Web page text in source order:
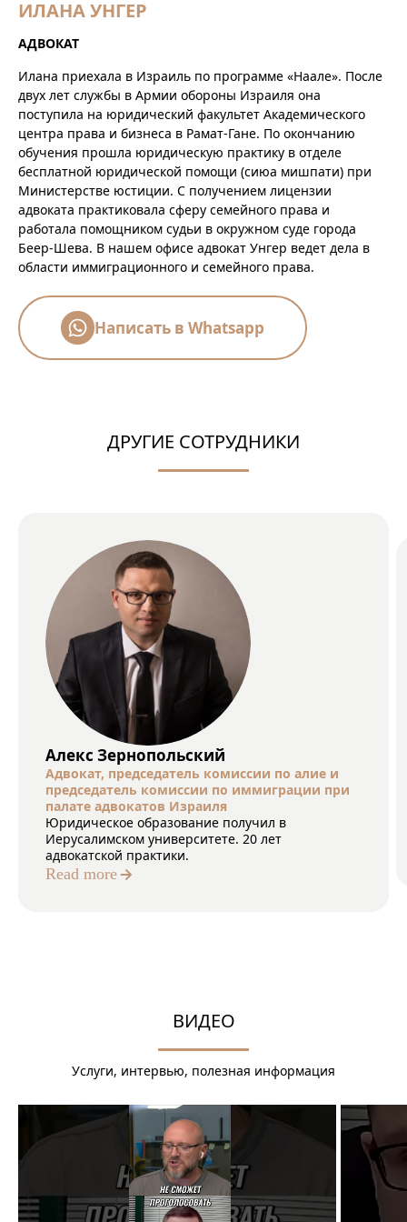
ИЛАНА УНГЕР
АДВОКАТ
Илана приехала в Израиль по программе «Наале». После
двух лет службы в Армии обороны Израиля она
поступила на юридический факультет Академического
центра права и бизнеса в Рамат-Гане. По окончанию
обучения прошла юридическую практику в отделе
бесплатной юридической помощи (сиюа мишпати) при
Министерстве юстиции. С получением лицензии
адвоката практиковала сферу семейного права и
работала помощником судьи в окружном суде города
Беер-Шева. В нашем офисе адвокат Унгер ведет дела в
области иммиграционного и семейного права.
Написать в Whatsapp
ДРУГИЕ СОТРУДНИКИ
Алекс Зернопольский
Адвокат, председатель комиссии по алие и
председатель комиссии по иммиграции при
палате адвокатов Израиля
Юридическое образование получил в
Иерусалимском университете. 20 лет
адвокатской практики.
Read more
ВИДЕО
Услуги, интервью, полезная информация